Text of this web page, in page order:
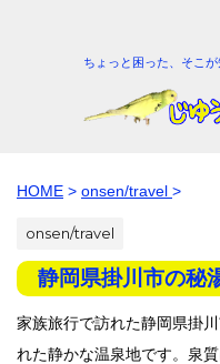
ちょっと困った、そこ
HOME > onsen/travel >
onsen/travel
静岡県掛川市の秘
家族旅行で訪れた静岡県掛
れた静かな温泉地です。泉